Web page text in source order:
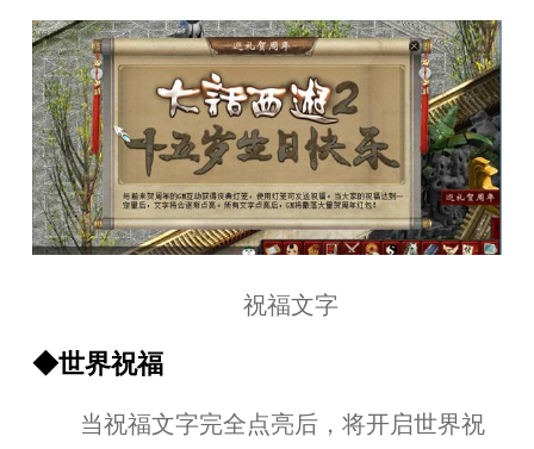
祝福文字
◆世界祝福
当祝福文字完全点亮后，将开启世界祝